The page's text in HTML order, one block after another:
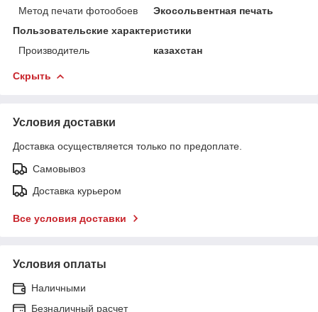
Метод печати фотообоев
Экосольвентная печать
Пользовательские характеристики
Производитель
казахстан
Скрыть
Условия доставки
Доставка осуществляется только по предоплате.
Самовывоз
Доставка курьером
Все условия доставки
Условия оплаты
Наличными
Безналичный расчет